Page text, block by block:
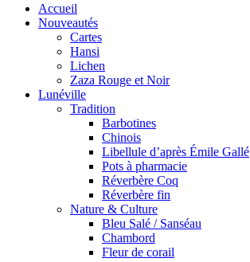
Accueil
Nouveautés
Cartes
Hansi
Lichen
Zaza Rouge et Noir
Lunéville
Tradition
Barbotines
Chinois
Libellule d’après Émile Gallé
Pots à pharmacie
Réverbère Coq
Réverbère fin
Nature & Culture
Bleu Salé / Sanséau
Chambord
Fleur de corail